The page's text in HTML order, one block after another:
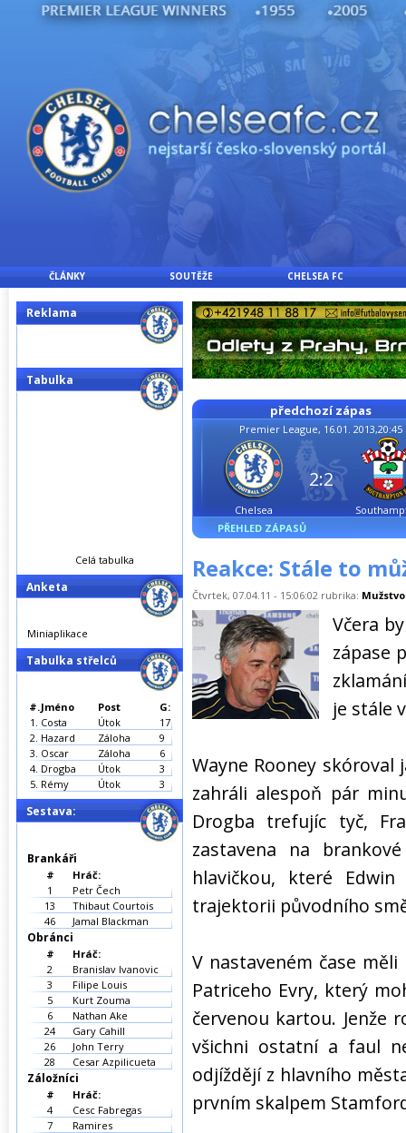
ČLÁNKY SOUTĚŽE CHELSEA FC
předchozí zápas
Premier League, 16.01. 2013,20:45
Chelsea
2:2
PŘEHLED ZÁPASŮ
Reakce: Stále to
Čtvrtek, 07.04.11 - 15:06:02 rubrika: Mužstvo
Včera
zápase
je stále
Wayne Rooney
zahráli alespoň pár
Drogba trefujíc tyč,
zastavena na
hlavičkou, které
trajektorii původního
V nastaveném čase
Patriceho Evry, který
červenou kartou. Jenže
všichni ostatní a faul
odjíždějí z hlavního
prvním skalpem
Reklama
Tabulka
Celá tabulka
Anketa
Miniaplikace
Tabulka střelců
#.Jméno Post
G:
1. Costa Útok
17
2. Hazard Záloha
9
3. Oscar Záloha
6
4. Drogba Útok
3
5. Rémy Útok 3
Sestava:
Brankáři
#
Hráč:
1
Petr Čech
13
Thibaut Courtois
46
Jamal Blackman
Obránci
#
Hráč:
2
Branislav Ivanovic
3
Filipe Louis
5
Kurt Zouma
6
Nathan Ake
24
Gary Cahill
26
John Terry
28
Cesar Azpilicueta
Záložníci
#
Hráč:
4
Cesc Fabregas
7
Ramires